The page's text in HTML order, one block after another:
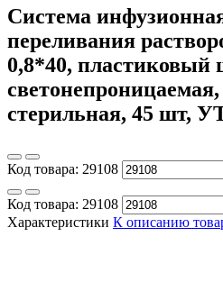
Система
переливания
0,8*40, пластиковый
светонепроницаемая,
стерильная, 45 шт,
Код товара: 29108
Код товара: 29108
Характеристики К описанию